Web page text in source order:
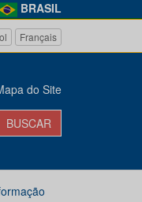
BRASIL
Français
do Site